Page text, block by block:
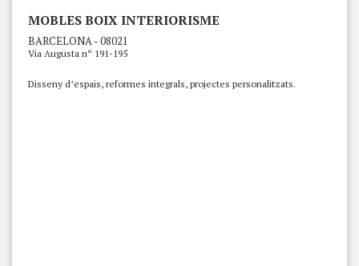
MOBLES BOIX INTERIORISME
BARCELONA - 08021
Via Augusta nº 191-195
Disseny d’espais, reformes integrals, projectes personalitzats.